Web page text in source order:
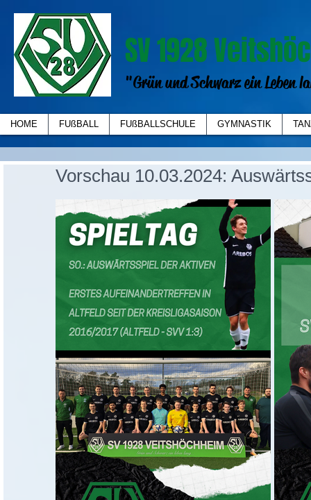
SV 1928
"Grün und Schwarz ein Leben
HOME FUßBALL FUßBALLSCHULE GYMNASTIK
Vorschau 10.03.2024: